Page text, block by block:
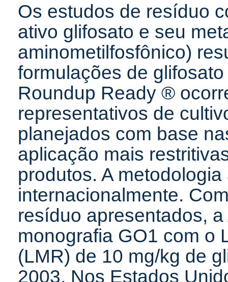
Os estudos de resíduo
ativo glifosato e seu
aminometilfosfônico)
formulações de
Roundup Ready ®
representativos de
planejados com base
aplicação mais
produtos. A
internacionalmente.
resíduo apresentados,
monografia GO1 com o
(LMR) de 10 mg/kg de
2003. Nos Estados